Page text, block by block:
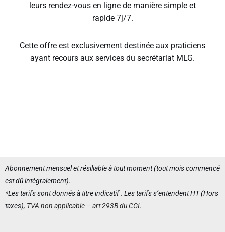
leurs rendez-vous en ligne de manière simple et
rapide 7j/7.
Cette offre est exclusivement destinée aux praticiens
ayant recours aux services du secrétariat MLG.
Abonnement mensuel et résiliable à tout moment (tout mois commencé
est dû intégralement).
*Les tarifs sont donnés à titre indicatif . Les tarifs s’entendent HT (Hors
taxes), TVA non applicable – art 293B du CGI.